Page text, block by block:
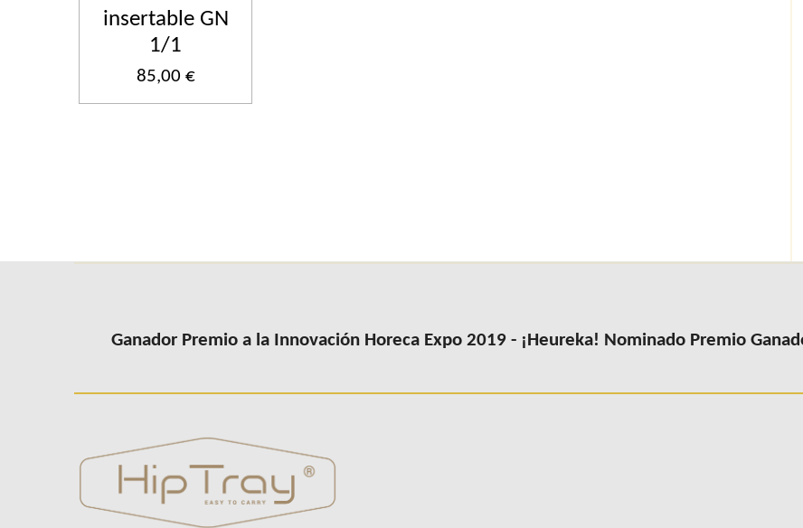
insertable GN
1/1
85,00 €
Ganador Premio a la Innovación Horeca Expo 2019 - ¡Heureka! Nominado Premio